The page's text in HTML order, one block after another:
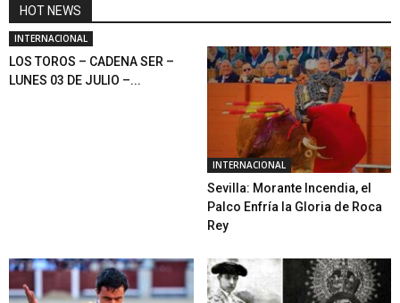
HOT NEWS
INTERNACIONAL
LOS TOROS – CADENA SER –
LUNES 03 DE JULIO –...
INTERNACIONAL
Sevilla: Morante Incendia, el
Palco Enfría la Gloria de Roca
Rey